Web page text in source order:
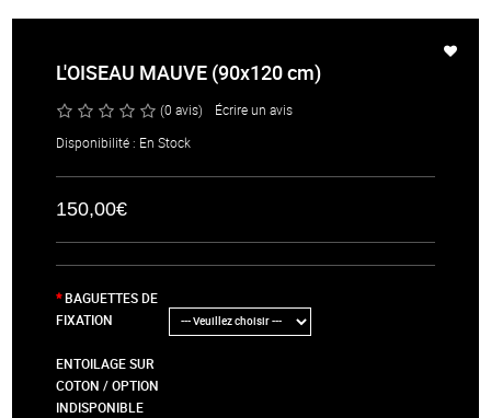
L'OISEAU MAUVE (90x120 cm)
(0 avis) Écrire un avis
Disponibilité : En Stock
150,00€
BAGUETTES DE
FIXATION
ENTOILAGE SUR
COTON / OPTION
INDISPONIBLE